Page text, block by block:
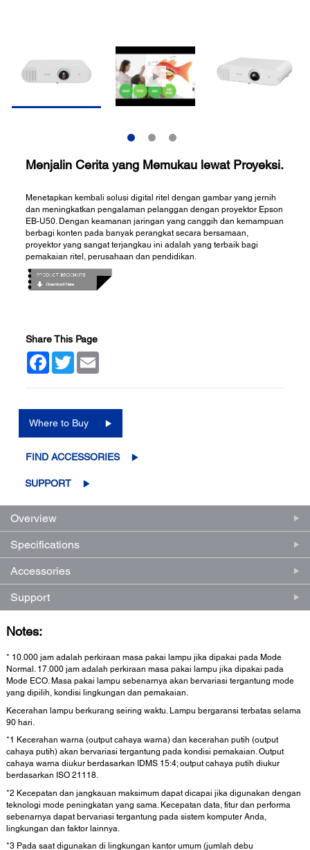
Menjalin Cerita yang Memukau lewat Proyeksi.
Menetapkan kembali solusi digital ritel dengan gambar yang jernih
dan meningkatkan pengalaman pelanggan dengan proyektor Epson
EB-U50. Dengan keamanan jaringan yang canggih dan kemampuan
berbagi konten pada banyak perangkat secara bersamaan,
proyektor yang sangat terjangkau ini adalah yang terbaik bagi
pemakaian ritel, perusahaan dan pendidikan.
Share This Page
Facebook
Twitter
Where to Buy
FIND ACCESSORIES
SUPPORT
Overview
Specifications
Accessories
Support
Notes:
* 10.000 jam adalah perkiraan masa pakai lampu jika dipakai pada Mode
Normal. 17.000 jam adalah perkiraan masa pakai lampu jika dipakai pada
Mode ECO. Masa pakai lampu sebenarnya akan bervariasi tergantung mode
yang dipilih, kondisi lingkungan dan pemakaian.
Kecerahan lampu berkurang seiring waktu. Lampu bergaransi terbatas selama
90 hari.
*1 Kecerahan warna (output cahaya warna) dan kecerahan putih (output
cahaya putih) akan bervariasi tergantung pada kondisi pemakaian. Output
cahaya warna diukur berdasarkan IDMS 15:4; output cahaya putih diukur
berdasarkan ISO 21118.
*2 Kecepatan dan jangkauan maksimum dapat dicapai jika digunakan dengan
teknologi mode peningkatan yang sama. Kecepatan data, fitur dan performa
sebenarnya dapat bervariasi tergantung pada sistem komputer Anda,
lingkungan dan faktor lainnya.
*3 Pada saat digunakan di lingkungan kantor umum (jumlah debu